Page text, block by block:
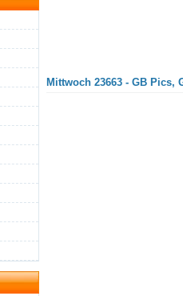
Mittwoch 23663 - GB Pics,